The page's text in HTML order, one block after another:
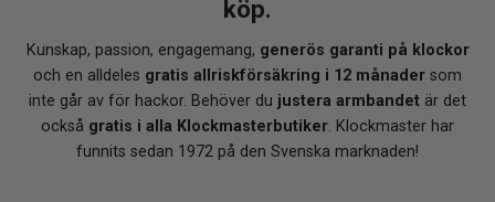
köp.
Kunskap, passion, engagemang, generös garanti på klockor
och en alldeles gratis allriskförsäkring i 12 månader som
inte går av för hackor. Behöver du justera armbandet är det
också gratis i alla Klockmasterbutiker. Klockmaster har
funnits sedan 1972 på den Svenska marknaden!